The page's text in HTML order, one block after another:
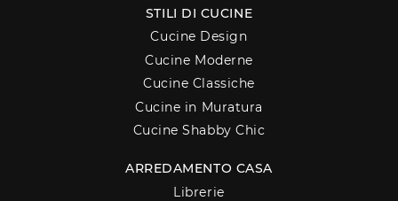
STILI DI CUCINE
Cucine Design
Cucine Moderne
Cucine Classiche
Cucine in Muratura
Cucine Shabby Chic
ARREDAMENTO CASA
Librerie